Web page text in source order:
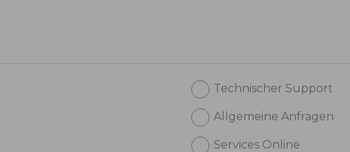
Technischer Support
Allgemeine Anfragen
Services Online